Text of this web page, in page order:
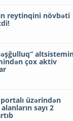
reytinqini növbəti
çox aktiv
üzərindən
sayı 2